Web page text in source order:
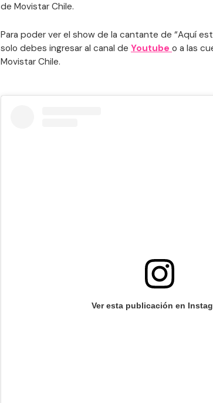
de Movistar Chile.
Para poder ver el show de la cantante de “Aquí
solo debes ingresar al canal de Youtube o a las
Movistar Chile.
Ver esta publicación en